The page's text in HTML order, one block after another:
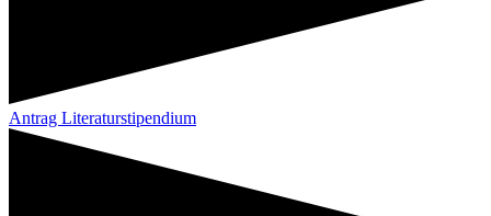
Antrag Literaturstipendium